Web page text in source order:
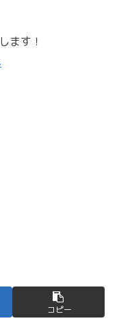
ます！
コピー